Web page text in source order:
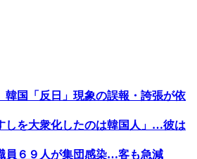
韓国「反日」現象の誤報・誇張が依
しを大衆化したのは韓国人」…彼は
員６９人が集団感染…客も急減